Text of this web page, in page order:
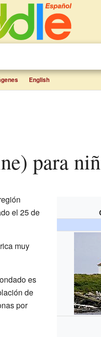
English
para
el 25 de
muy
es
de
por